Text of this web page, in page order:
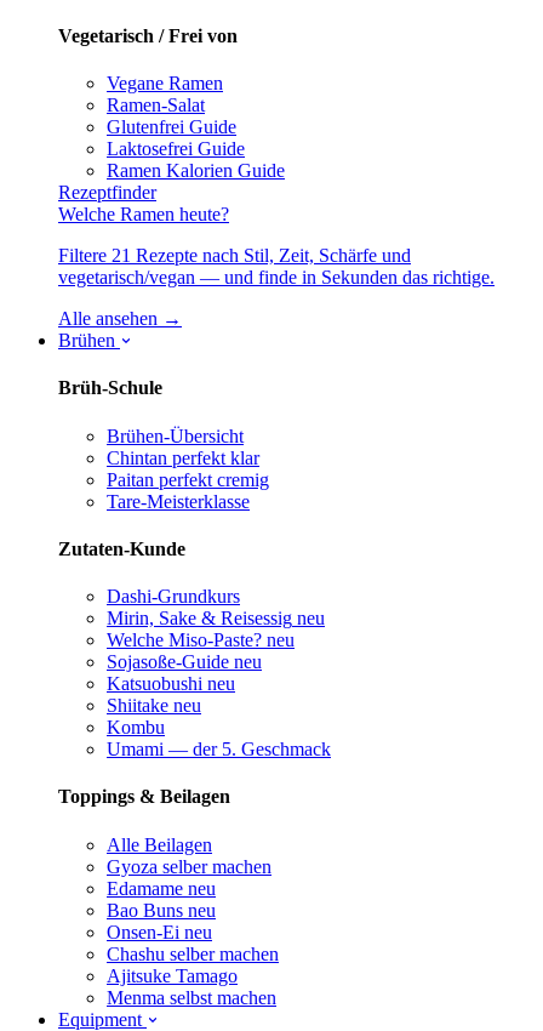
Vegetarisch / Frei von
Vegane Ramen
Ramen-Salat
Glutenfrei Guide
Laktosefrei Guide
Ramen Kalorien Guide
Rezeptfinder
Welche Ramen heute?
Filtere 21 Rezepte nach Stil, Zeit, Schärfe und
vegetarisch/vegan — und finde in Sekunden das richtige.
Alle ansehen →
Brühen
Brüh-Schule
Brühen-Übersicht
Chintan perfekt klar
Paitan perfekt cremig
Tare-Meisterklasse
Zutaten-Kunde
Dashi-Grundkurs
Mirin, Sake & Reisessig neu
Welche Miso-Paste? neu
Sojasoße-Guide neu
Katsuobushi neu
Shiitake neu
Kombu
Umami — der 5. Geschmack
Toppings & Beilagen
Alle Beilagen
Gyoza selber machen
Edamame neu
Bao Buns neu
Onsen-Ei neu
Chashu selber machen
Ajitsuke Tamago
Menma selbst machen
Equipment